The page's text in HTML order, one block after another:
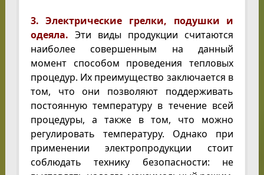
3. Электрические грелки, подушки и
одеяла. Эти виды продукции считаются
наиболее совершенным на данный
момент способом проведения тепловых
процедур. Их преимущество заключается в
том, что они позволяют поддерживать
постоянную температуру в течение всей
процедуры, а также в том, что можно
регулировать температуру. Однако при
применении электропродукции стоит
соблюдать технику безопасности: не